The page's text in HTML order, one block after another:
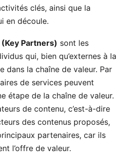
clés, ainsi que la
en découle.
Partners) sont les
qui, bien qu’externes à la
dans la chaîne de valeur. Par
de services peuvent
étape de la chaîne de valeur.
de contenu, c’est-à-dire
des contenus proposés,
partenaires, car ils
l’offre de valeur.